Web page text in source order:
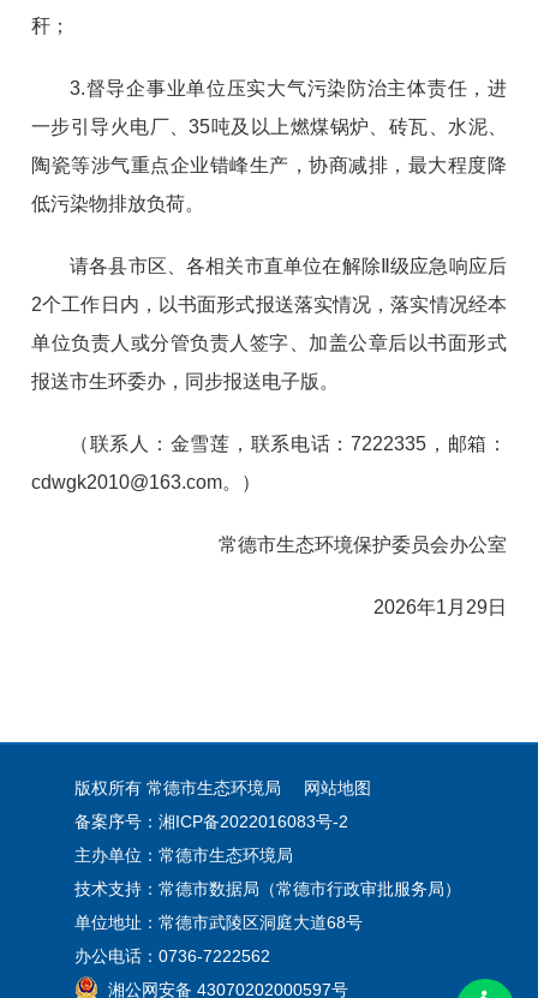
秆；
3.督导企事业单位压实大气污染防治主体责任，进
一步引导火电厂、35吨及以上燃煤锅炉、砖瓦、水泥、
陶瓷等涉气重点企业错峰生产，协商减排，最大程度降
低污染物排放负荷。
请各县市区、各相关市直单位在解除Ⅱ级应急响应后
2个工作日内，以书面形式报送落实情况，落实情况经本
单位负责人或分管负责人签字、加盖公章后以书面形式
报送市生环委办，同步报送电子版。
（联系人：金雪莲，联系电话：7222335，邮箱：
cdwgk2010@163.com。）
常德市生态环境保护委员会办公室
2026年1月29日
版权所有 常德市生态环境局
网站地图
备案序号：湘ICP备2022016083号-2
主办单位：常德市生态环境局
技术支持：常德市数据局（常德市行政审批服务局）
单位地址：常德市武陵区洞庭大道68号
办公电话：0736-7222562
湘公网安备 43070202000597号